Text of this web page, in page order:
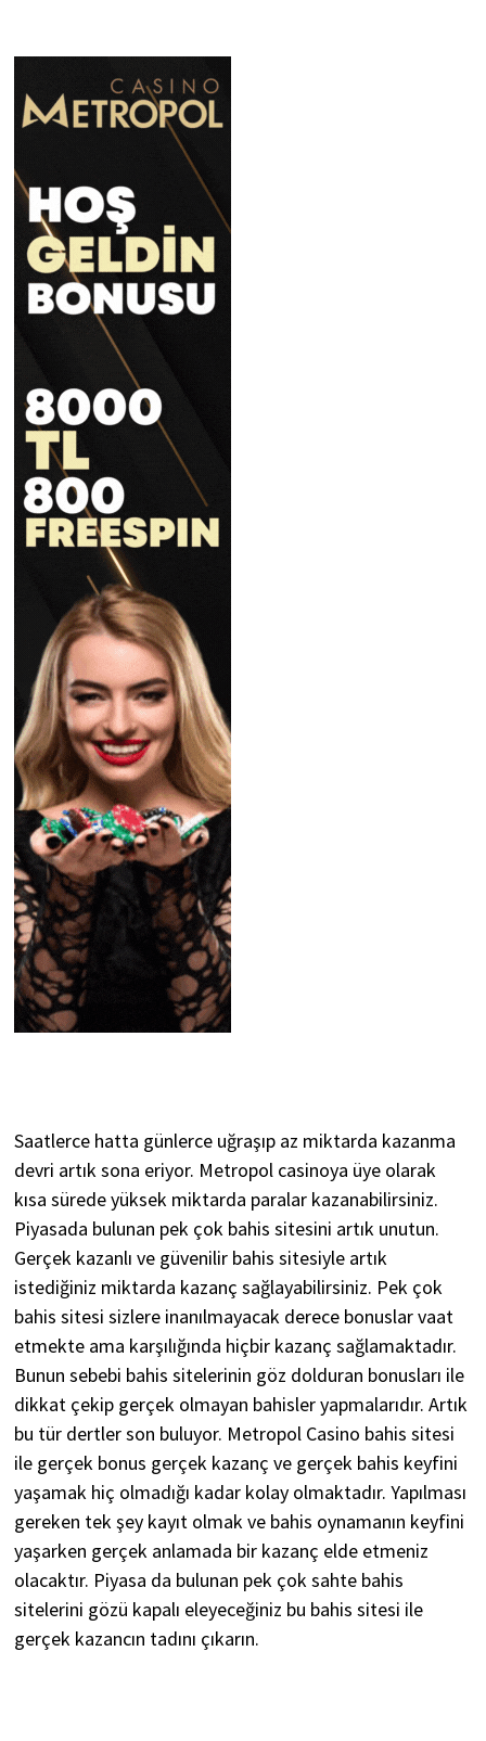
Saatlerce hatta günlerce uğraşıp az miktarda kazanma
devri artık sona eriyor. Metropol casinoya üye olarak
kısa sürede yüksek miktarda paralar kazanabilirsiniz.
Piyasada bulunan pek çok bahis sitesini artık unutun.
Gerçek kazanlı ve güvenilir bahis sitesiyle artık
istediğiniz miktarda kazanç sağlayabilirsiniz. Pek çok
bahis sitesi sizlere inanılmayacak derece bonuslar vaat
etmekte ama karşılığında hiçbir kazanç sağlamaktadır.
Bunun sebebi bahis sitelerinin göz dolduran bonusları ile
dikkat çekip gerçek olmayan bahisler yapmalarıdır. Artık
bu tür dertler son buluyor. Metropol Casino bahis sitesi
ile gerçek bonus gerçek kazanç ve gerçek bahis keyfini
yaşamak hiç olmadığı kadar kolay olmaktadır. Yapılması
gereken tek şey kayıt olmak ve bahis oynamanın keyfini
yaşarken gerçek anlamada bir kazanç elde etmeniz
olacaktır. Piyasa da bulunan pek çok sahte bahis
sitelerini gözü kapalı eleyeceğiniz bu bahis sitesi ile
gerçek kazancın tadını çıkarın.